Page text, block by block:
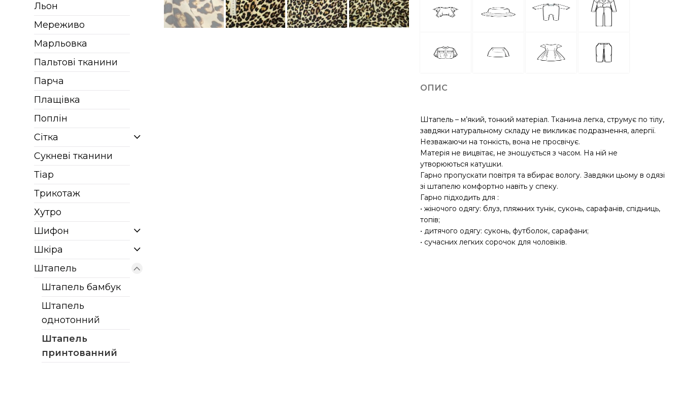
Льон
Мереживо
Марльовка
Пальтові тканини
Парча
Плащівка
Поплін
Сітка
Сукневі тканини
Тіар
Трикотаж
Хутро
Шифон
Шкіра
Штапель
Штапель бамбук
Штапель
однотонний
Штапель
принтованний
ОПИС
Штапель – м’який, тонкий матеріал. Тканина легка, струмує по тілу,
завдяки натуральному складу не викликає подразнення, алергії.
Незважаючи на тонкість, вона не просвічує.
Матерія не вицвітає, не зношується з часом. На ній не
утворюються катушки.
Гарно пропускати повітря та вбирає вологу. Завдяки цьому в одязі
зі штапелю комфортно навіть у спеку.
Гарно підходить для :
• жіночого одягу: блуз, пляжних тунік, суконь, сарафанів, спідниць,
топів;
• дитячого одягу: суконь, футболок, сарафани;
• сучасних легких сорочок для чоловіків.